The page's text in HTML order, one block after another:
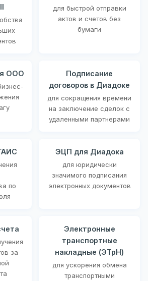
для быстрой отправки
актов и счетов без
бумаги
ООО
Подписание
договоров в Диадоке
для сокращения времени
на заключение сделок с
удаленными партнерами
по
ЭЦП для Диадока
для юридически
значимого подписания
электронных документов
за
Электронные
транспортные
накладные (ЭТрН)
для ускорения обмена
транспортными